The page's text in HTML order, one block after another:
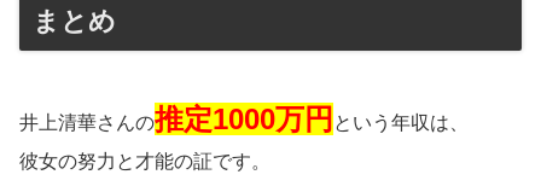
まとめ
井上清華さんの推定1000万円 という年収は、
彼女の努力と才能の証です。